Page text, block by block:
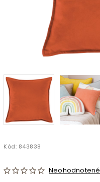
Kód: 843838
Neohodnotené